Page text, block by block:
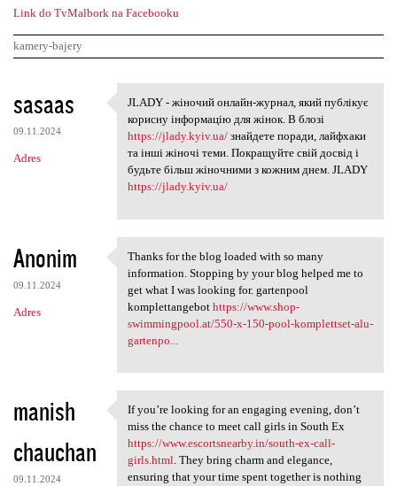
Link do TvMalbork na Facebooku
kamery-bajery
K
o
m
e
a
r
z
e
sasaas
09.11.2024
Adres
JLADY - жіночий онлайн-журнал
JLADY - жіночий онлайн-журнал, який публікує
корисну інформацію для жінок. В блозі
https://jlady.kyiv.ua/знайдете поради, лайфхаки
та інші жіночі теми. Покращуйте свій досвід і
будьте більш жіночними з кожним днем. JLADY
https://jlady.kyiv.ua/
Anonim
09.11.2024
Adres
Thanks for the blog loaded
Thanks for the blog loaded with so many
information. Stopping by your blog helped me to
get what I was looking for. gartenpool
komplettangebot https://www.shop-
swimmingpool.at/550-x-150-pool-komplettset-alu-
gartenpo...
manish
chauchan
09.11.2024
If you’re looking for an
If you’re looking for an engaging evening, don’t
miss the chance to meet call girls in South Ex
https://www.escortsnearby.in/south-ex-call-
girls.html. They bring charm and elegance,
ensuring that your time spent together is nothing